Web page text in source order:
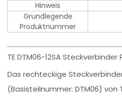
Hinweis
Grundlegende
Produktnummer
TE DTM06-12SA
Das rechteckige
(Basisteilnummer: DTM06) von